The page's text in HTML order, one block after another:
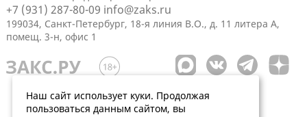
+7 (931) 287-80-09 info@zaks.ru
199034, Санкт-Петербург, 18-я линия В.О., д. 11 литера А,
помещ. 3-н, офис 1
Наш сайт использует куки. Продолжая
пользоваться данным сайтом, вы